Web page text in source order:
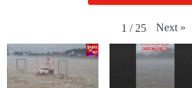
1 / 25 Next »